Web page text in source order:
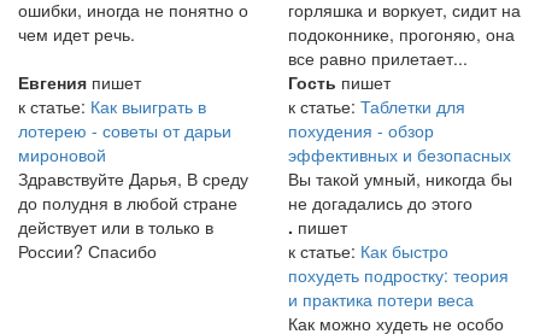
ошибки, иногда не понятно о
чем идет речь.
горляшка и воркует, сидит на
подоконнике, прогоняю, она
все равно прилетает...
Евгения пишет
к статье: Как выиграть в
лотерею - советы от дарьи
мироновой
Здравствуйте Дарья, В среду
до полудня в любой стране
действует или в только в
России? Спасибо
Гость пишет
к статье: Таблетки для
похудения - обзор
эффективных и безопасных
Вы такой умный, никогда бы
не догадались до этого
. пишет
к статье: Как быстро
похудеть подростку: теория
и практика потери веса
Как можно худеть не особо